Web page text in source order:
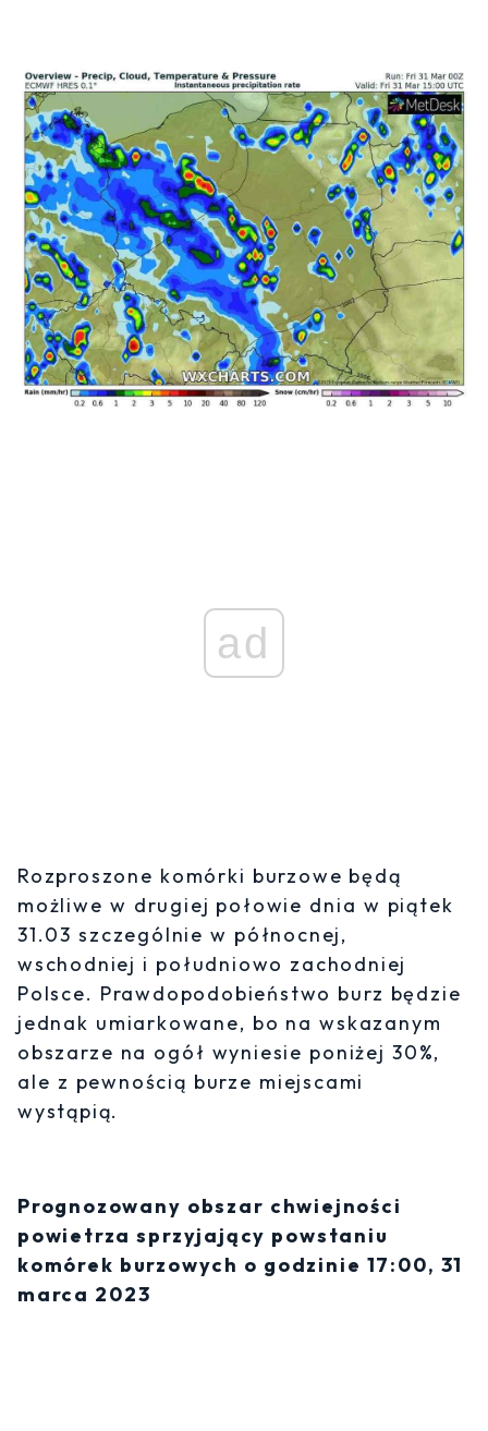
ad
Rozproszone komórki burzowe będą
możliwe w drugiej połowie dnia w piątek
31.03 szczególnie w północnej,
wschodniej i południowo zachodniej
Polsce. Prawdopodobieństwo burz będzie
jednak umiarkowane, bo na wskazanym
obszarze na ogół wyniesie poniżej 30%,
ale z pewnością burze miejscami
wystąpią.
Prognozowany obszar chwiejności
powietrza sprzyjający powstaniu
komórek burzowych o godzinie 17:00, 31
marca 2023